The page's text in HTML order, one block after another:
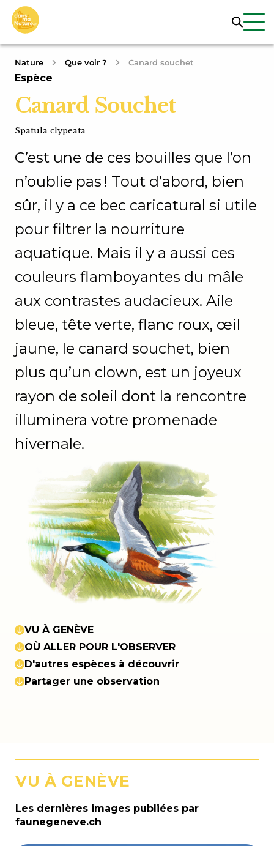
Nature Que voir ? Canard souchet
Espèce
Canard Souchet
Spatula clypeata
C’est une de ces bouilles que l’on
n’oublie pas ! Tout d’abord, bien
sûr, il y a ce bec caricatural si utile
pour filtrer la nourriture
aquatique. Mais il y a aussi ces
couleurs flamboyantes du mâle
aux contrastes audacieux. Aile
bleue, tête verte, flanc roux, œil
jaune, le canard souchet, bien
plus qu’un clown, est un joyeux
rayon de soleil dont la rencontre
illuminera votre promenade
hivernale.
VU À GENÈVE
OÙ ALLER POUR L'OBSERVER
D'autres espèces à découvrir
Partager une observation
VU À GENÈVE
Les dernières images publiées par
faunegeneve.ch